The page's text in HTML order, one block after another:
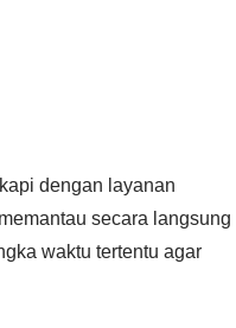
dengan layanan
secara langsung
waktu tertentu agar